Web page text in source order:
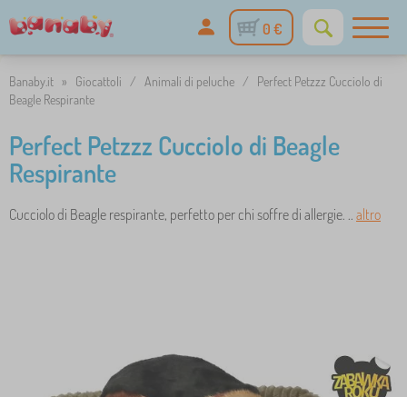
0 €
Banaby.it » Giocattoli / Animali di peluche /
Perfect Petzzz Cucciolo di
Beagle Respirante
Perfect Petzzz Cucciolo di Beagle
Respirante
Cucciolo di Beagle respirante, perfetto per chi soffre di allergie. .. altro